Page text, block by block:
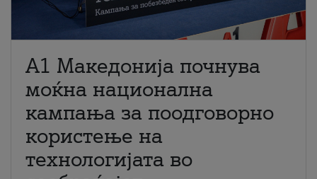
A1 Македонија почнува
моќна национална
кампања за поодговорно
користење на
технологијата во